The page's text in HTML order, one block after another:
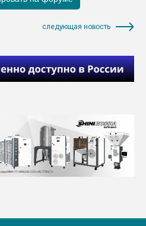
следующая новость